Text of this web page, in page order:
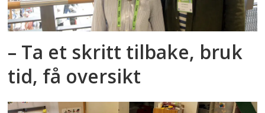
– Ta et skritt tilbake, bruk
tid, få oversikt